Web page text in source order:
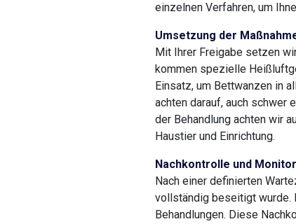
einzelnen Verfahren, um
Umsetzung der
Mit Ihrer Freigabe setzen
kommen spezielle
Einsatz, um Bettwanzen in
achten darauf, auch schwer
der Behandlung achten wir
Haustier und Einrichtung.
Nachkontrolle und
Nach einer definierten
vollständig beseitigt
Behandlungen. Diese